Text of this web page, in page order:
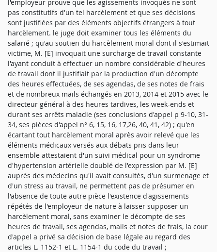
l'employeur prouve que les agissements invoqués ne sont
pas constitutifs d'un tel harcèlement et que ses décisions
sont justifiées par des éléments objectifs étrangers à tout
harcèlement. le juge doit examiner tous les éléments du
salarié ; qu'au soutien du harcèlement moral dont il s'estimait
victime, M. [E] invoquait une surcharge de travail constante
l'ayant conduit à effectuer un nombre considérable d'heures
de travail dont il justifiait par la production d'un décompte
des heures effectuées, de ses agendas, de ses notes de frais
et de nombreux mails échangés en 2013, 2014 et 2015 avec le
directeur général à des heures tardives, les week-ends et
durant ses arrêts maladie (ses conclusions d'appel p 9-10, 31-
34, ses pièces d'appel n° 6, 15, 16, 17,26, 40, 41, 42) ; qu'en
écartant tout harcèlement moral après avoir relevé que les
éléments médicaux versés aux débats pris dans leur
ensemble attestaient d'un suivi médical pour un syndrome
d'hypertension artérielle doublé de l'expression par M. [E]
auprès des médecins qu'il avait consultés, d'un surmenage et
d'un stress au travail, ne permettent pas de présumer en
l'absence de toute autre pièce l'existence d'agissements
répétés de l'employeur de nature à laisser supposer un
harcèlement moral, sans examiner le décompte de ses
heures de travail, ses agendas, mails et notes de frais, la cour
d'appel a privé sa décision de base légale au regard des
articles L. 1152-1 et L. 1154-1 du code du travail ;